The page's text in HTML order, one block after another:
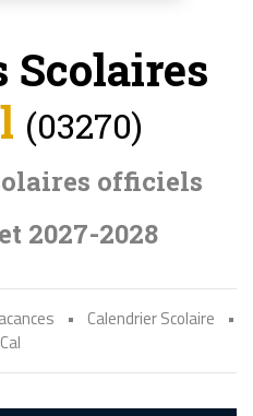
Scolaires
(03270)
officiels
2027-2028
• Calendrier Scolaire
•